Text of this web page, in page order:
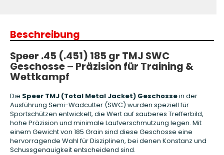
Beschreibung
Speer .45 (.451) 185 gr TMJ SWC
Geschosse – Präzision für Training &
Wettkampf
Die Speer TMJ (Total Metal Jacket) Geschossein der
Ausführung Semi-Wadcutter (SWC) wurden speziell für
Sportschützen entwickelt, die Wert auf sauberes Trefferbild,
hohe Präzision und minimale Laufverschmutzung legen. Mit
einem Gewicht von 185 Grain sind diese Geschosse eine
hervorragende Wahl für Disziplinen, bei denen Konstanz und
Schussgenauigkeit entscheidend sind.